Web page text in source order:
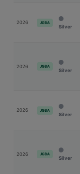
2026 JGBA
Silver
2026 JGBA
Silver
2026 JGBA
Silver
2026 JGBA
Silver